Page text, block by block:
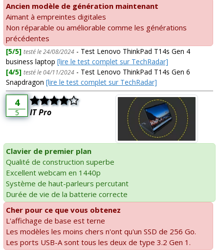
Ancien modèle de génération maintenant
Aimant à empreintes digitales
Non réparable ou améliorable comme les générations
précédentes
[5/5] testé le 24/08/2024 - Test Lenovo ThinkPad T14s Gen 4
business laptop [lire le test complet sur TechRadar]
[4/5] testé le 04/11/2024 - Test Lenovo ThinkPad T14s Gen 6
Snapdragon [lire le test complet sur TechRadar]
4
5 IT Pro
Clavier de premier plan
Qualité de construction superbe
Excellent webcam en 1440p
Système de haut-parleurs percutant
Durée de vie de la batterie correcte
Cher pour ce que vous obtenez
L'affichage de base est terne
Les modèles les moins chers n'ont qu'un SSD de 256 Go.
Les ports USB-A sont tous les deux de type 3.2 Gen 1.